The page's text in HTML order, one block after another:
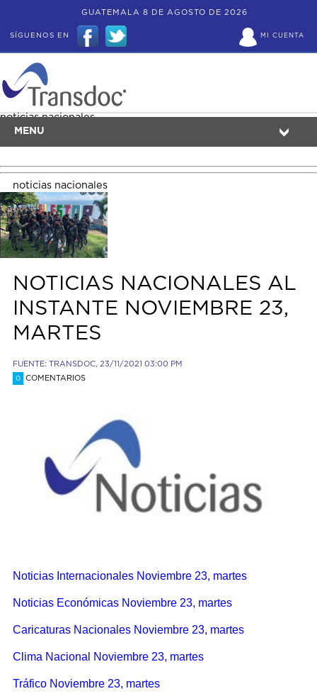
GUATEMALA 8 DE AGOSTO DE 2026
MI CUENTA
SÍGUENOS EN
MENU
noticias nacionales
noticias nacionales
NOTICIAS NACIONALES AL
INSTANTE NOVIEMBRE 23,
MARTES
FUENTE: TRANSDOC, 23/11/2021 03:00 PM
0 COMENTARIOS
Noticias Internacionales Noviembre 23, martes
Noticias Económicas Noviembre 23, martes
Caricaturas Nacionales Noviembre 23, martes
Clima Nacional Noviembre 23, martes
Tráfico Noviembre 23, martes